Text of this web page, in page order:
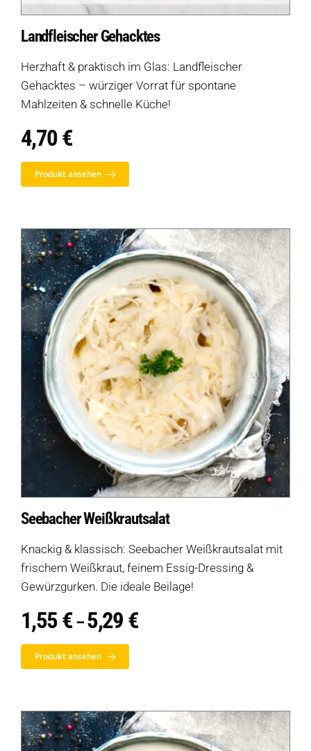
Landfleischer Gehacktes
Herzhaft & praktisch im Glas: Landfleischer
Gehacktes – würziger Vorrat für spontane
Mahlzeiten & schnelle Küche!
4,70€
Produkt ansehen
Seebacher Weißkrautsalat
Knackig & klassisch: Seebacher Weißkrautsalat mit
frischem Weißkraut, feinem Essig-Dressing &
Gewürzgurken. Die ideale Beilage!
1,55€ –5,29 €Preisspanne:
1,55 €
Produkt ansehen